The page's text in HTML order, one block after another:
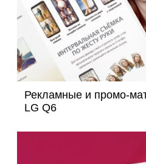
Рекламные и промо-
LG Q6